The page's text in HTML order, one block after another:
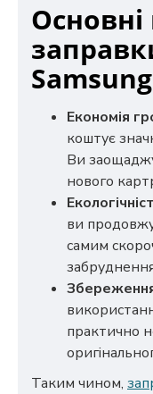
Samsung
Економія
коштує
Ви
нового
ви
самим
практично
Таким чином,